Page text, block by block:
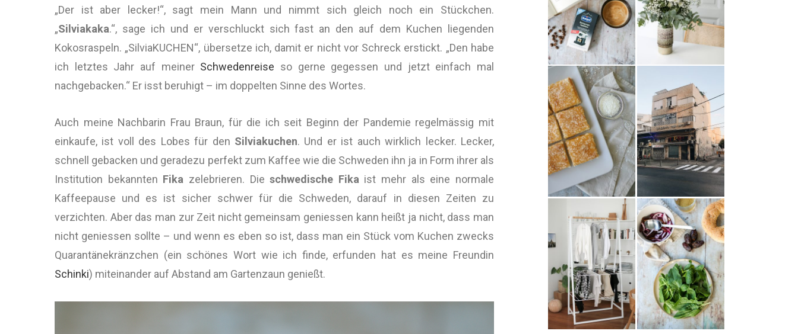
„Der ist aber lecker!“, sagt mein Mann und nimmt sich gleich noch ein Stückchen.
„Silviakaka.“, sage ich und er verschluckt sich fast an den auf dem Kuchen liegenden
Kokosraspeln. „SilviaKUCHEN“, übersetze ich, damit er nicht vor Schreck erstickt. „Den habe
ich letztes Jahr auf meiner Schwedenreise so gerne gegessen und jetzt einfach mal
nachgebacken.“ Er isst beruhigt – im doppelten Sinne des Wortes.
Auch meine Nachbarin Frau Braun, für die ich seit Beginn der Pandemie regelmässig mit
einkaufe, ist voll des Lobes für den Silviakuchen. Und er ist auch wirklich lecker. Lecker,
schnell gebacken und geradezu perfekt zum Kaffee wie die Schweden ihn ja in Form ihrer als
Institution bekannten Fika zelebrieren. Dieschwedische Fika ist mehr als eine normale
Kaffeepause und es ist sicher schwer für die Schweden, darauf in diesen Zeiten zu
verzichten. Aber das man zur Zeit nicht gemeinsam geniessen kann heißt ja nicht, dass man
nicht geniessen sollte – und wenn es eben so ist, dass man ein Stück vom Kuchen zwecks
Quarantänekränzchen (ein schönes Wort wie ich finde, erfunden hat es meine Freundin
Schinki) miteinander auf Abstand am Gartenzaun genießt.